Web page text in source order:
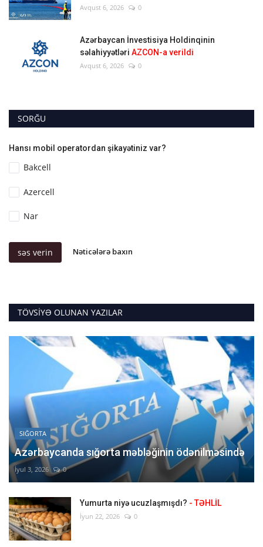
Avqust 6, 2026 0
Azərbaycan İnvestisiya Holdinqinin
səlahiyyətləri AZCON-a verildi
Avqust 6, 2026 0
SORĞU
Hansı mobil operatordan şikayətiniz var?
Bakcell
Azercell
Nar
səs verin Nəticələrə baxın
TÖVSIYƏ OLUNAN YAZILAR
SIĞORTA
Azərbaycanda sığorta məbləğinin ödənilməsində
İyul 3, 2026 0
Yumurta niyə ucuzlaşmışdı? - TƏHLİL
İyun 22, 2026 0